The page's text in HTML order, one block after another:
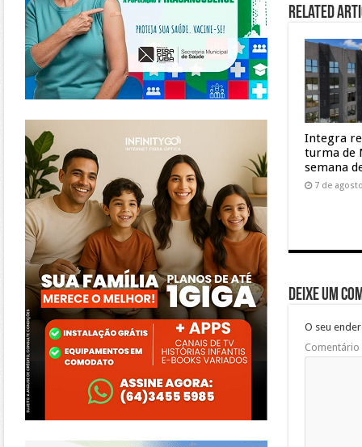
Related
Integra
turma de
semana
7 de
Deixe um
O seu
Comentário
https://www.infinitygo.com.br/
https://morrinhos.go.leg.br/